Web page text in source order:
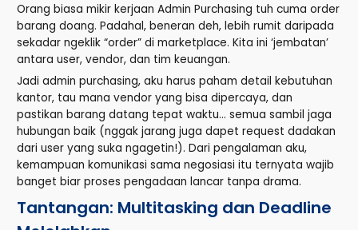
Orang biasa mikir kerjaan Admin Purchasing tuh cuma order
barang doang. Padahal, beneran deh, lebih rumit daripada
sekadar ngeklik “order” di marketplace. Kita ini ‘jembatan’
antara user, vendor, dan tim keuangan.
Jadi admin purchasing, aku harus paham detail kebutuhan
kantor, tau mana vendor yang bisa dipercaya, dan
pastikan barang datang tepat waktu… semua sambil jaga
hubungan baik (nggak jarang juga dapet request dadakan
dari user yang suka ngagetin!). Dari pengalaman aku,
kemampuan komunikasi sama negosiasi itu ternyata wajib
banget biar proses pengadaan lancar tanpa drama.
Tantangan: Multitasking dan Deadline